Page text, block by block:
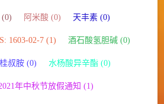
阿米酸 (0) 天丰素 (0)
1603-02-7 (1) 酒石酸氢胆碱 (0)
叔胺 (0) 水杨酸异辛酯 (0)
年中秋节放假通知 (1)